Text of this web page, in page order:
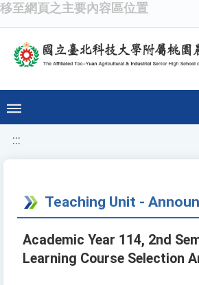
移至網頁之主要內容區位置
:::
Teaching Unit -
Academic Year 114, 2nd
Learning Course Selection